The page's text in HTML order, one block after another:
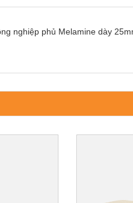
nghiệp phủ Melamine dày